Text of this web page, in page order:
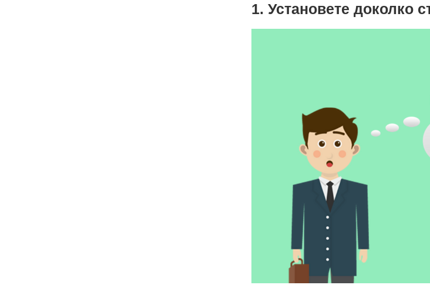
1. Установете доколко